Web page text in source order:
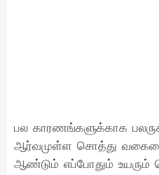
பல காரணங்களுக்காக
ஆர்வமுள்ள சொத்து
ஆண்டும் எப்போதும் உயரும்